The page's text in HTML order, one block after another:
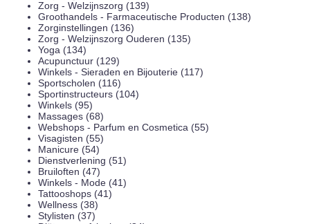
Zorg - Welzijnszorg (139)
Groothandels - Farmaceutische Producten (138)
Zorginstellingen (136)
Zorg - Welzijnszorg Ouderen (135)
Yoga (134)
Acupunctuur (129)
Winkels - Sieraden en Bijouterie (117)
Sportscholen (116)
Sportinstructeurs (104)
Winkels (95)
Massages (68)
Webshops - Parfum en Cosmetica (55)
Visagisten (55)
Manicure (54)
Dienstverlening (51)
Bruiloften (47)
Winkels - Mode (41)
Tattooshops (41)
Wellness (38)
Stylisten (37)